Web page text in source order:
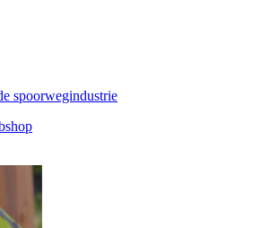
spoorwegindustrie